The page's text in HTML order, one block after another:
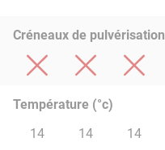
Créneaux de pulvérisation
Température (°c)
14
14 14